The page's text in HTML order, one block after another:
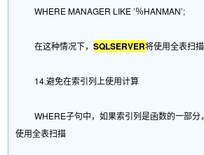
WHERE MANAGER LIKE ’％HANMAN’;
在这种情况下，SQLSERVER将使用全表扫描
14.避免在索引列上使用计算
WHERE子句中，如果索引列是函数的一部分
使用全表扫描